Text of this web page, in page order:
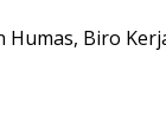
Humas, Biro